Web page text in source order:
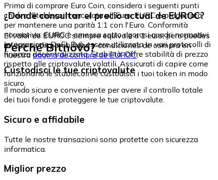
Prima di comprare Euro Coin, considera i seguenti punti
chiave: Stablecoin ancorata all'Euro: EURC è progettata
per mantenere una parità 1:1 con l'Euro. Conformità
normativa: EURC è emessa sotto rigorosi quadri normativi.
Integrazione DeFi: Può essere utilizzata in vari protocolli di
finanza decentralizzata. Stabilità: Offre stabilità di prezzo
rispetto alle criptovalute volatili. Assicurati di capire come
funzionano le stablecoin e custodisci i tuoi token in modo
sicuro.
¿Dónde consultar el precio actual de EUROC?
El valor de EUROC siempre equivale a 1 euro, pero puedes
revisar su disponibilidad y condiciones de compra en
nuestrapágina de compra de EUROC.
Perché Bitnovo?
Custodisci le tue criptovalute
Il modo sicuro e conveniente per avere il controllo totale
dei tuoi fondi e proteggere le tue criptovalute.
Sicuro e affidabile
Tutte le nostre transazioni sono protette con sicurezza
informatica.
Miglior prezzo